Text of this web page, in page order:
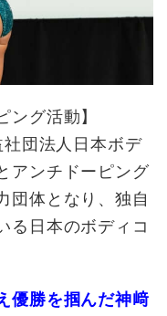
ング活動】
団法人日本ボデ
アンチドーピング
団体となり、独自
る日本のボディコ
優勝を掴んだ神﨑